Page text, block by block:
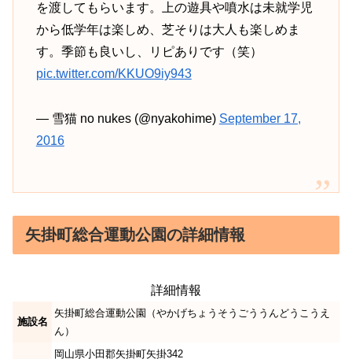
を渡してもらいます。上の遊具や噴水は未就学児
から低学年は楽しめ、芝そりは大人も楽しめま
す。季節も良いし、リピありです（笑）
pic.twitter.com/KKUO9iy943
— 雪猫 no nukes (@nyakohime) September 17,
2016
矢掛町総合運動公園の詳細情報
詳細情報
施設名
矢掛町総合運動公園（やかげちょうそうごううんどうこうえ
ん）
岡山県小田郡矢掛町矢掛342